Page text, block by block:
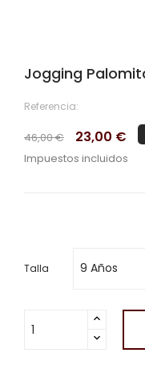
Jogging
Referencia:
46,00 € 23,00 €
Impuestos incluidos
Talla